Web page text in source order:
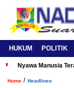
HUKUM POLITIK
Nyawa Manusia
Home / Headlines